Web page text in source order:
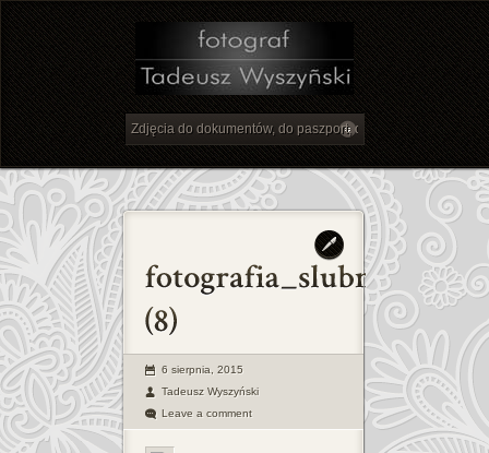
6 sierpnia, 2015
Tadeusz Wyszyński
Leave a comment